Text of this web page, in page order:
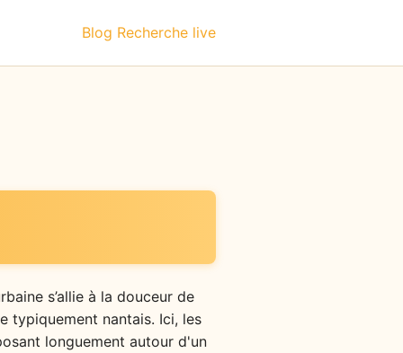
Blog Recherche live
s’allie à la douceur de
typiquement nantais. Ici, les
longuement autour d'un